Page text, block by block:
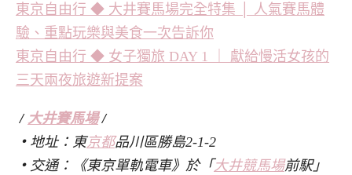
東京自由行 ◆ 大井賽馬場完全特集 │ 人氣賽馬體
驗、重點玩樂與美食一次告訴你
東京自由行 ◆ 女子獨旅 DAY 1 ｜ 獻給慢活女孩的
三天兩夜旅遊新提案
/ 大井賽馬場/
・ 地址：東京都品川區勝島2-1-2
・ 交通：《東京單軌電車》於「 大井競馬場前駅」